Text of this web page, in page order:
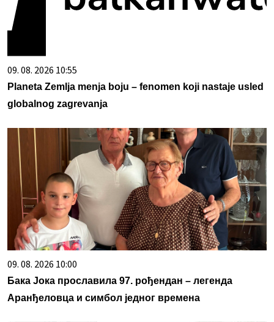
09. 08. 2026 10:55
Planeta Zemlja menja boju – fenomen koji nastaje usled
globalnog zagrevanja
09. 08. 2026 10:00
Бака Јока прославила 97. рођендан – легенда
Аранђеловца и симбол једног времена